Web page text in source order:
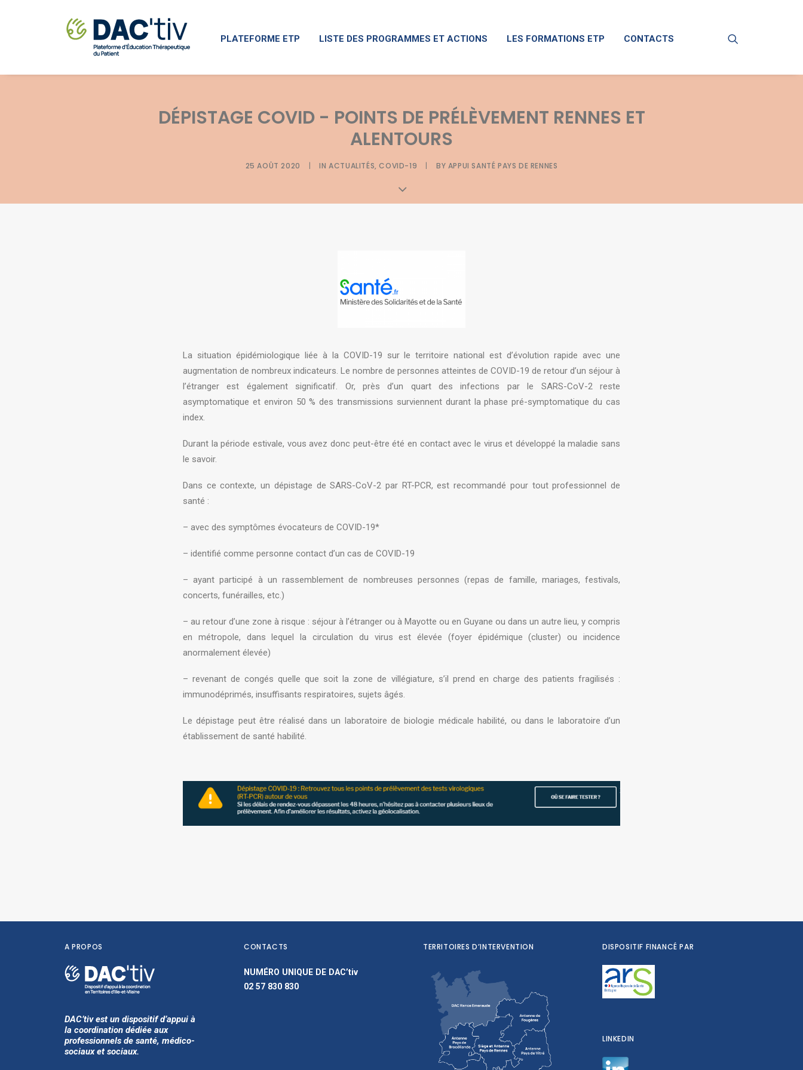
PLATEFORME ETP LISTE DES PROGRAMMES ET ACTIONS LES FORMATIONS ETP CONTACTS
DÉPISTAGE COVID - POINTS DE PRÉLÈVEMENT RENNES ET
ALENTOURS
25 AOÛT 2020 | INACTUALITÉS,COVID-19 | BY APPUI SANTÉ PAYS DE RENNES
La situation épidémiologique liée à la COVID-19 sur le territoire national est d’évolution rapide avec une
augmentation de nombreux indicateurs. Le nombre de personnes atteintes de COVID-19 de retour d’un séjour à
l’étranger est également significatif. Or, près d’un quart des infections par le SARS-CoV-2 reste
asymptomatique et environ 50 % des transmissions surviennent durant la phase pré-symptomatique du cas
index.
Durant la période estivale, vous avez donc peut-être été en contact avec le virus et développé la maladie sans
le savoir.
Dans ce contexte, un dépistage de SARS-CoV-2 par RT-PCR, est recommandé pour tout professionnel de
santé :
– avec des symptômes évocateurs de COVID-19*
– identifié comme personne contact d’un cas de COVID-19
– ayant participé à un rassemblement de nombreuses personnes (repas de famille, mariages, festivals,
concerts, funérailles, etc.)
– au retour d’une zone à risque : séjour à l’étranger ou à Mayotte ou en Guyane ou dans un autre lieu, y compris
en métropole, dans lequel la circulation du virus est élevée (foyer épidémique (cluster) ou incidence
anormalement élevée)
– revenant de congés quelle que soit la zone de villégiature, s’il prend en charge des patients fragilisés :
immunodéprimés, insuffisants respiratoires, sujets âgés.
Le dépistage peut être réalisé dans un laboratoire de biologie médicale habilité, ou dans le laboratoire d’un
établissement de santé habilité.
A PROPOS
DAC’tiv est un dispositif d’appui à
la coordination dédiée aux
professionnels de santé, médico-
sociaux et sociaux.
CONTACTS
NUMÉRO UNIQUE DE DAC’tiv
02 57 830 830
TERRITOIRES D’INTERVENTION DISPOSITIF FINANCÉ PAR
LINKEDIN